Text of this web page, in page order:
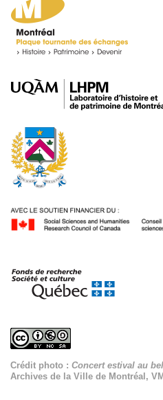
Crédit photo : Concert estival au
Archives de la Ville de Montréal,